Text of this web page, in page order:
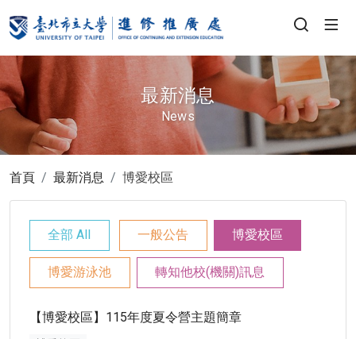
最新消息
News
首頁 最新消息 博愛校區
全部 All 一般公告 博愛校區
博愛游泳池 轉知他校(機關)訊息
【博愛校區】115年度夏令營主題簡章